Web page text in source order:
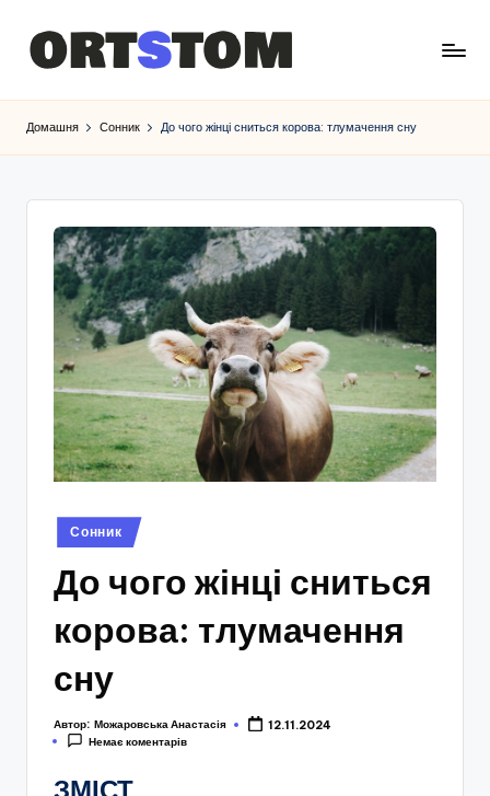
Домашня Сонник До чого жінці сниться корова: тлумачення сну
Опубліковано
у
Сонник
До чого жінці сниться
корова: тлумачення
сну
Автор: Можаровська Анастасія
12.11.2024
Немає коментарів
ЗМІСТ